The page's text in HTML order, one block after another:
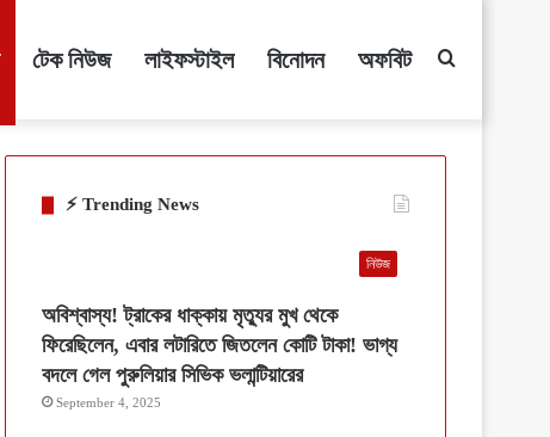
টেক নিউজ লাইফস্টাইল বিনোদন অফবিট
⚡ Trending News
নিউজ
অবিশ্বাস্য! ট্রাকের ধাক্কায় মৃত্যুর মুখ থেকে
ফিরেছিলেন, এবার লটারিতে জিতলেন কোটি টাকা! ভাগ্য
বদলে গেল পুরুলিয়ার সিভিক ভলান্টিয়ারের
September 4, 2025